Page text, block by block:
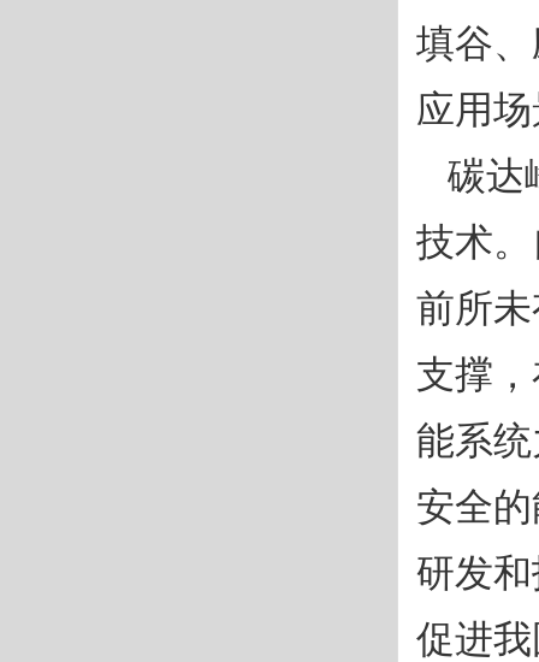
填谷
应用
碳达
技术
前所
支撑
能系
安全
研发
促进